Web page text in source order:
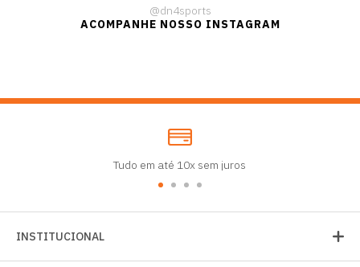
@dn4sports
ACOMPANHE NOSSO INSTAGRAM
Tudo em até 10x sem juros
INSTITUCIONAL